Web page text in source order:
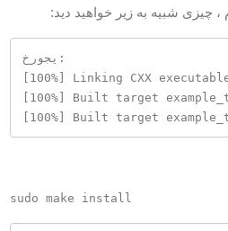
شبیه به زیر خواهید دید:
خروجی:
[100%] Linking CXX
[100%] Built target
[100%] Built target